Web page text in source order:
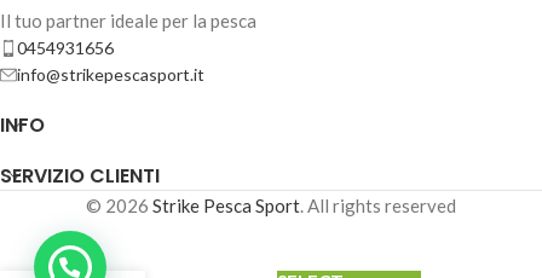
Il tuo partner ideale per la pesca
0454931656
info@strikepescasport.it
INFO
SERVIZIO CLIENTI
© 2026 Strike Pesca Sport. All rights reserved